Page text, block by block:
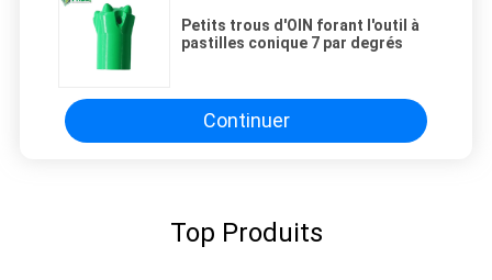
Petits trous d'OIN forant l'outil à
pastilles conique 7 par degrés
Continuer
Top Produits